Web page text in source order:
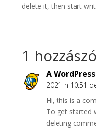
delete it, then start
1
A
2021-n 10:51
Hi, this is a
To get started
deleting